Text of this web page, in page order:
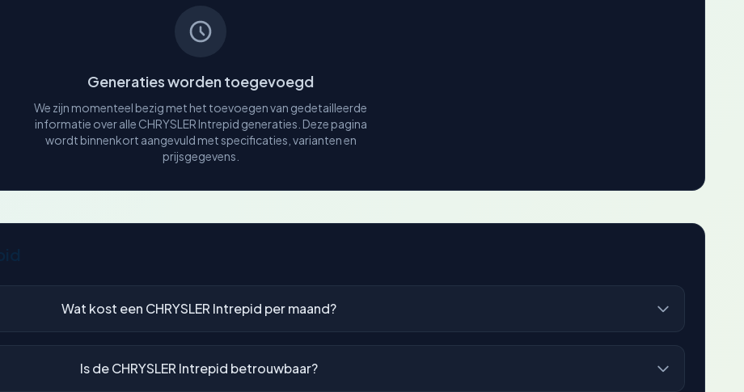
Generaties worden toegevoegd
We zijn momenteel bezig met het toevoegen van gedetailleerde
informatie over alle CHRYSLER Intrepid generaties. Deze pagina
wordt binnenkort aangevuld met specificaties, varianten en
prijsgegevens.
Wat kost een CHRYSLER Intrepid per maand?
Is de CHRYSLER Intrepid betrouwbaar?